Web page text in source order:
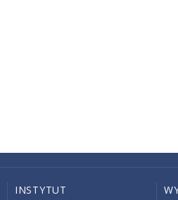
INSTYTUT